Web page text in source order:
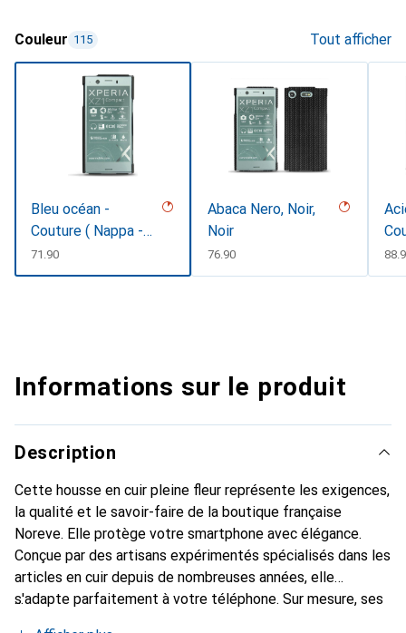
Couleur 115 Tout afficher
Bleu océan -
Couture ( Nappa -
Pantone #15458a)
CHF
71.90
Abaca Nero, Noir,
Noir
CHF
76.90 CHF
Informations sur le produit
Description
Cette housse en cuir pleine fleur représente les exigences,
la qualité et le savoir-faire de la boutique française
Noreve. Elle protège votre smartphone avec élégance.
Conçue par des artisans expérimentés spécialisés dans les
articles en cuir depuis de nombreuses années, elle
s'adapte parfaitement à votre téléphone. Sur mesure, ses